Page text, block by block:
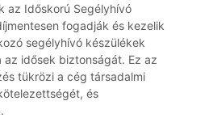
az Időskorú Segélyhívó
fogadják és kezelik
segélyhívó készülékek
idősek biztonságát. Ez az
tükrözi a cég társadalmi
és